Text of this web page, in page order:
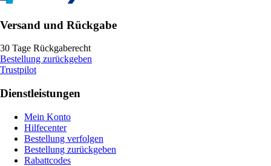
Versand und Rückgabe
30 Tage Rückgaberecht
Bestellung zurückgeben
Trustpilot
Dienstleistungen
Mein Konto
Hilfecenter
Bestellung verfolgen
Bestellung zurückgeben
Rabattcodes